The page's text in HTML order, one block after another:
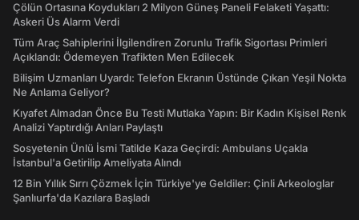
Çölün Ortasına Koydukları 2 Milyon Güneş Paneli Felaketi Yaşattı:
Askeri Üs Alarm Verdi
Tüm Araç Sahiplerini İlgilendiren Zorunlu Trafik Sigortası Primleri
Açıklandı: Ödemeyen Trafikten Men Edilecek
Bilişim Uzmanları Uyardı: Telefon Ekranın Üstünde Çıkan Yeşil Nokta
Ne Anlama Geliyor?
Kıyafet Almadan Önce Bu Testi Mutlaka Yapın: Bir Kadın Kişisel Renk
Analizi Yaptırdığı Anları Paylaştı
Sosyetenin Ünlü İsmi Tatilde Kaza Geçirdi: Ambulans Uçakla
İstanbul'a Getirilip Ameliyata Alındı
12 Bin Yıllık Sırrı Çözmek İçin Türkiye'ye Geldiler: Çinli Arkeologlar
Şanlıurfa'da Kazılara Başladı